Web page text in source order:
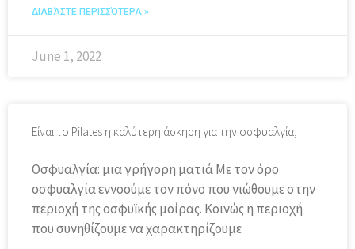
ΔΙΑΒΆΣΤΕ ΠΕΡΙΣΣΌΤΕΡΑ »
June 1, 2022
Είναι το Pilates η καλύτερη άσκηση για την οσφυαλγία;
Οσφυαλγία: μια γρήγορη ματιά Με τον όρο
οσφυαλγία εννοούμε τον πόνο που νιώθουμε στην
περιοχή της οσφυϊκής μοίρας. Κοινώς η περιοχή
που συνηθίζουμε να χαρακτηρίζουμε